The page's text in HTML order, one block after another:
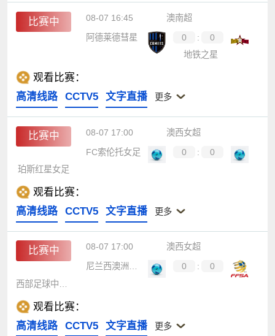
比赛中 08-07 16:45
澳南超
阿德莱德彗星
0 :
0
地铁之星
观看比赛：
高清线路
CCTV5 文字直播 更多
比赛中 08-07 17:00
澳西女超
FC索伦托女足
0 :
0
珀斯红星女足
观看比赛：
高清线路
CCTV5 文字直播 更多
比赛中 08-07 17:00
澳西女超
尼兰西澳洲大学女足
0 :
0
观看比赛：
高清线路
CCTV5 文字直播 更多